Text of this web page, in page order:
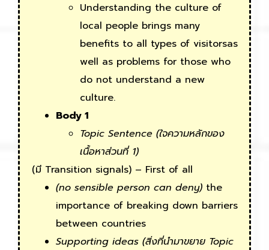
Understanding the culture of
local people brings many
benefits to all types of visitorsas
well as problems for those who
do not understand a new
culture.
Body 1
Topic Sentence (ใจความหลักของ
เนื้อหาส่วนที่ 1)
(มี Transition signals) – First of all
(no sensible person can deny) the
importance of breaking down barriers
between countries
Supporting ideas (สิ่งที่นำมาขยาย Topic